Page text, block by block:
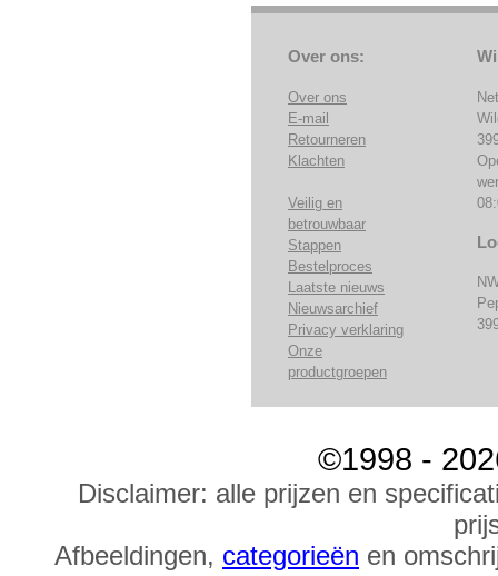
Over ons:
Over ons
E-mail
Retourneren
Klachten
Veilig en
betrouwbaar
Stappen
Bestelproces
Laatste nieuws
Nieuwsarchief
Privacy verklaring
Onze
productgroepen
©1998 -
Disclaimer: alle prijzen en
Afbeeldingen, categorieën en